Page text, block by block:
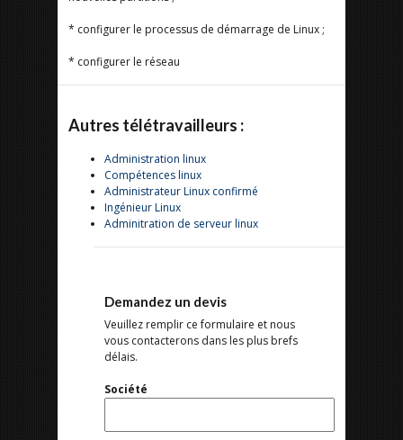
* configurer le processus de démarrage de Linux ;
* configurer le réseau
Autres télétravailleurs :
Administration linux
Compétences linux
Administrateur Linux confirmé
Ingénieur Linux
Adminitration de serveur linux
Demandez un devis
Veuillez remplir ce formulaire et nous
vous contacterons dans les plus brefs
délais.
Société